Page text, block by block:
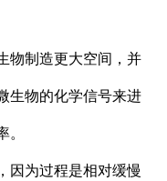
物制造更大空间，并
生物的化学信号来进
因为过程是相对缓慢